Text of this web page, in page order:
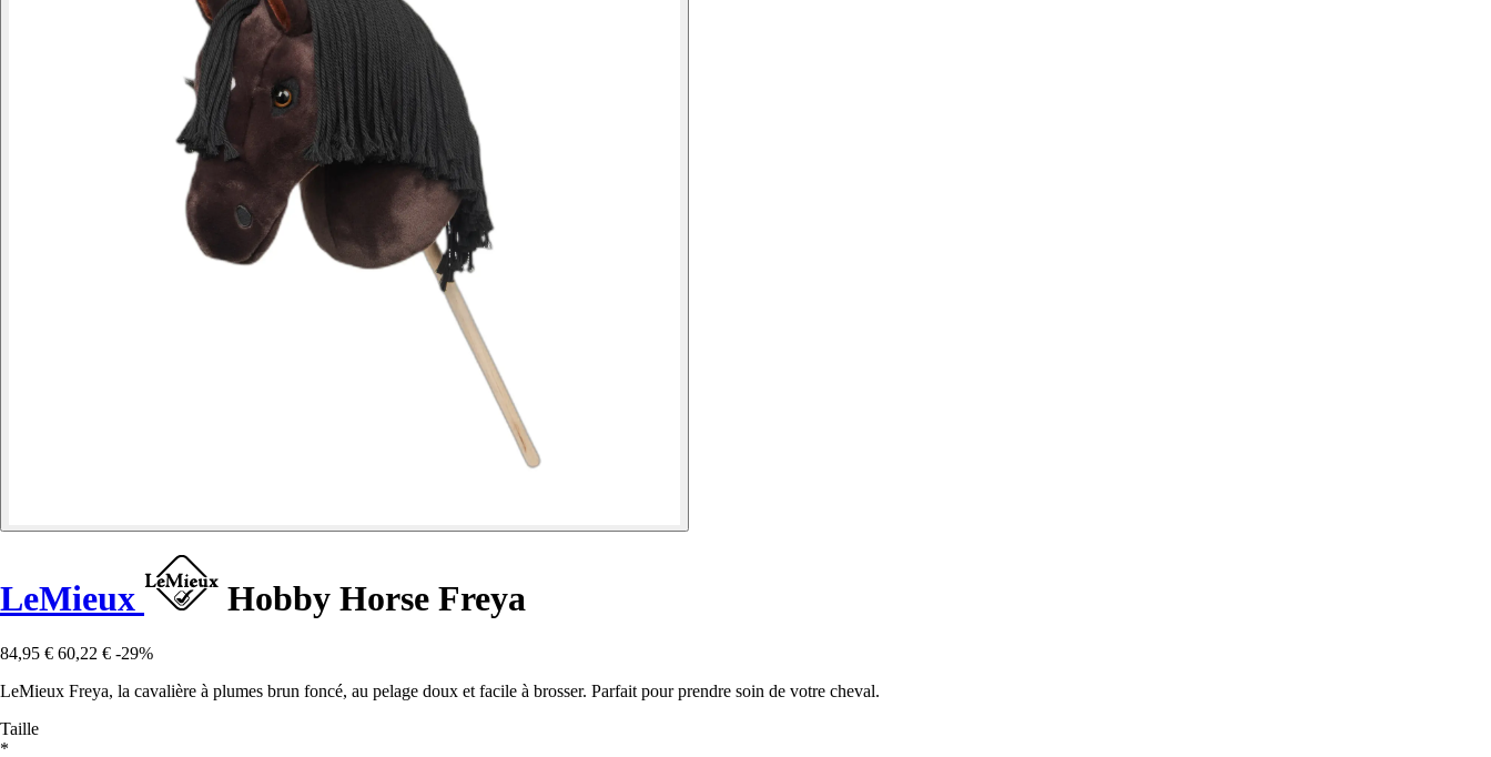
LeMieux Hobby Horse Freya
84,95 € 60,22 € -29%
LeMieux Freya, la cavalière à plumes brun foncé, au pelage doux et facile à brosser. Parfait pour prendre soin de votre cheval.
Taille
*